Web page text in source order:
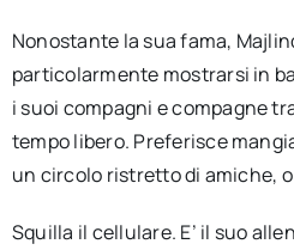
Nonostante la sua fama,
particolarmente mostrarsi in
i suoi compagni e compagne
tempo libero. Preferisce
un circolo ristretto di amiche,
Squilla il cellulare. E’ il suo